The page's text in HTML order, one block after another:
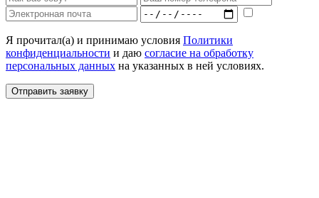
Я прочитал(а) и принимаю условия Политики
конфиденциальности и даю согласие на обработку
персональных данных на указанных в ней условиях.
Отправить заявку